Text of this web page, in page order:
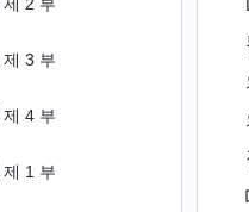
제 2 부
제 3 부
제 4 부
제 1 부